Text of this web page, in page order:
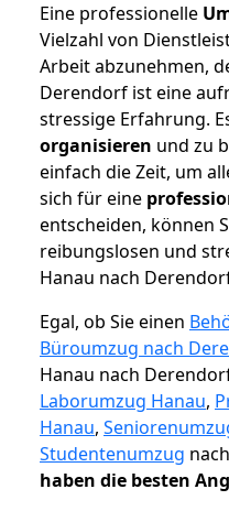
Eine professionelle
Vielzahl von
Arbeit abzunehmen,
Derendorf ist eine
stressige Erfahrung.
organisieren und zu
einfach die Zeit, um
sich für eine
entscheiden, können
reibungslosen und
Hanau nach
Egal, ob Sie einen
Büroumzug nach
Hanau nach
Laborumzug Hanau,
Hanau,
Studentenumzug
haben die besten